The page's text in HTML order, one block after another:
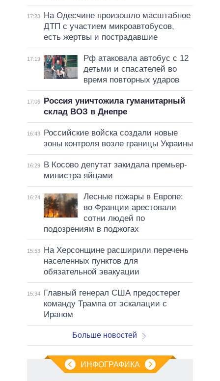
17:23
На Одесчине произошло масштабное
ДТП с участием микроавтобусов,
есть жертвы и пострадавшие
17:19
Рф атаковала автобус с 12
детьми и спасателей во
время повторных ударов
17:06
Россия уничтожила гуманитарный
склад ВОЗ в Днепре
16:43
Российские войска создали новые
зоны контроля возле границы Украины
16:29
В Косово депутат закидала премьер-
министра яйцами
16:24
Лесные пожары в Европе:
во Франции арестовали
сотни людей по
подозрениям в поджогах
15:53
На Херсонщине расширили перечень
населенных пунктов для
обязательной эвакуации
15:34
Главный генерал США предостерег
команду Трампа от эскалации с
Ираном
Больше новостей
ИНФОГРАФИКА